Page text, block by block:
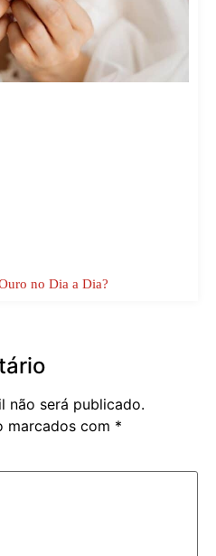
no Dia a Dia?
não será publicado.
marcados com *